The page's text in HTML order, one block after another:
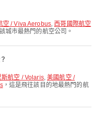
空 / Viva Aerobus, 西哥國際航空
城市最熱門的航空公司。
斯航空 / Volaris,美國航空 /
，這是飛往該目的地最熱門的航